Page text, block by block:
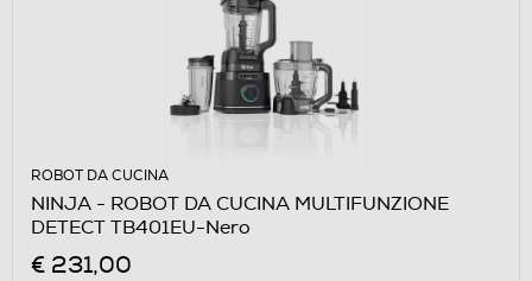
ROBOT DA CUCINA
NINJA - ROBOT DA CUCINA MULTIFUNZIONE
DETECT TB401EU-Nero
€ 231,00